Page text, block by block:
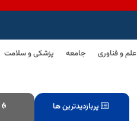
علم و فناوری جامعه پزشکی و سلامت
پربازدیدترین ها